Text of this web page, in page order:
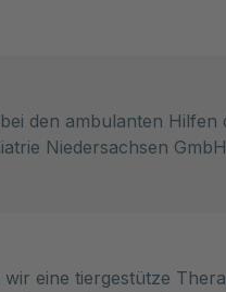
den ambulanten Hilfen
Niedersachsen GmbH
eine tiergestütze